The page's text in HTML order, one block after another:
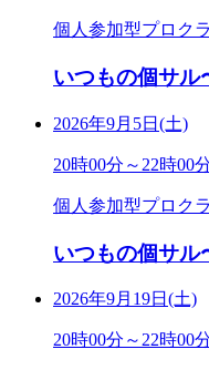
個人参加型プロク
いつもの個サ
2026年9月5日(土)
20時00分～22時00
個人参加型プロク
いつもの個サ
2026年9月19日(土)
20時00分～22時00